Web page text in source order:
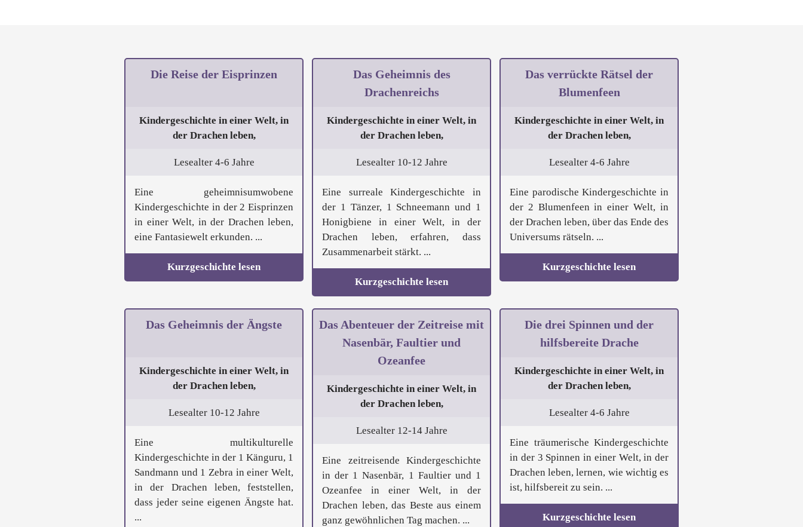
Die Reise der Eisprinzen
Kindergeschichte in einer Welt, in
der Drachen leben,
Lesealter 4-6 Jahre
Eine geheimnisumwobene
Kindergeschichte in der 2 Eisprinzen
in einer Welt, in der Drachen leben,
eine Fantasiewelt erkunden. ...
Kurzgeschichte lesen
Das Geheimnis des
Drachenreichs
Kindergeschichte in einer Welt, in
der Drachen leben,
Lesealter 10-12 Jahre
Eine surreale Kindergeschichte in
der 1 Tänzer, 1 Schneemann und 1
Honigbiene in einer Welt, in der
Drachen leben, erfahren, dass
Zusammenarbeit stärkt. ...
Kurzgeschichte lesen
Das verrückte Rätsel der
Blumenfeen
Kindergeschichte in einer Welt, in
der Drachen leben,
Lesealter 4-6 Jahre
Eine parodische Kindergeschichte in
der 2 Blumenfeen in einer Welt, in
der Drachen leben, über das Ende des
Universums rätseln. ...
Kurzgeschichte lesen
Das Geheimnis der Ängste
Kindergeschichte in einer Welt, in
der Drachen leben,
Lesealter 10-12 Jahre
Eine multikulturelle
Kindergeschichte in der 1 Känguru, 1
Sandmann und 1 Zebra in einer Welt,
in der Drachen leben, feststellen,
dass jeder seine eigenen Ängste hat.
...
Das Abenteuer der Zeitreise mit
Nasenbär, Faultier und
Ozeanfee
Kindergeschichte in einer Welt, in
der Drachen leben,
Lesealter 12-14 Jahre
Eine zeitreisende Kindergeschichte
in der 1 Nasenbär, 1 Faultier und 1
Ozeanfee in einer Welt, in der
Drachen leben, das Beste aus einem
ganz gewöhnlichen Tag machen. ...
Die drei Spinnen und der
hilfsbereite Drache
Kindergeschichte in einer Welt, in
der Drachen leben,
Lesealter 4-6 Jahre
Eine träumerische Kindergeschichte
in der 3 Spinnen in einer Welt, in der
Drachen leben, lernen, wie wichtig es
ist, hilfsbereit zu sein. ...
Kurzgeschichte lesen